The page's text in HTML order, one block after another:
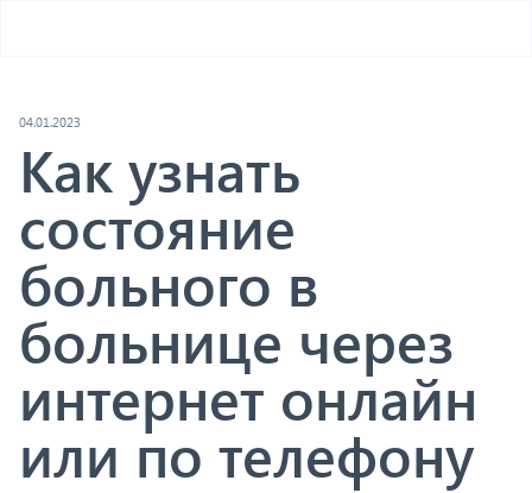
04.01.2023
Как узнать
состояние
больного в
больнице через
интернет онлайн
или по телефону